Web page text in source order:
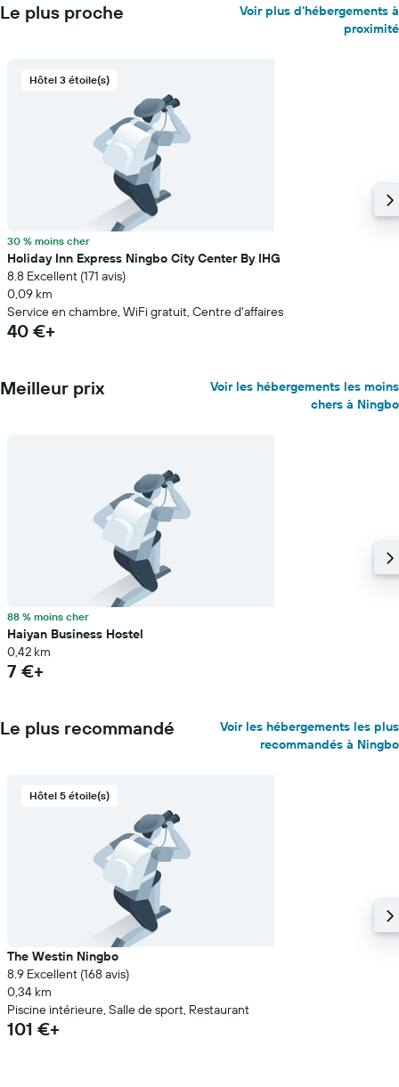
Le plus proche
Voir plus d'hébergements à
proximité
Hôtel 3 étoile(s)
30 % moins cher
Holiday Inn Express Ningbo City Center By IHG
8.8 Excellent (171 avis)
0,09 km
Service en chambre, WiFi gratuit, Centre d'affaires
40 €+
Meilleur prix
Voir les hébergements les moins
chers à Ningbo
88 % moins cher
Haiyan Business Hostel
0,42 km
7 €+
Le plus recommandé
Voir les hébergements les plus
recommandés à Ningbo
Hôtel 5 étoile(s)
The Westin Ningbo
8.9 Excellent (168 avis)
0,34 km
Piscine intérieure, Salle de sport, Restaurant
101 €+